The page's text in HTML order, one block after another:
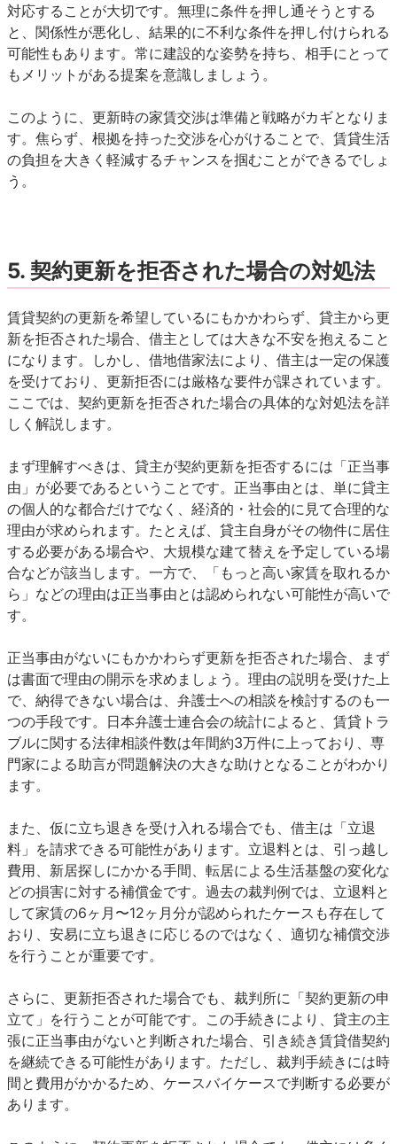
対応することが大切です。無理に条件を押し通そうとする
と、関係性が悪化し、結果的に不利な条件を押し付けられる
可能性もあります。常に建設的な姿勢を持ち、相手にとって
もメリットがある提案を意識しましょう。
このように、更新時の家賃交渉は準備と戦略がカギとなりま
す。焦らず、根拠を持った交渉を心がけることで、賃貸生活
の負担を大きく軽減するチャンスを掴むことができるでしょ
う。
5. 契約更新を拒否された場合の対処法
賃貸契約の更新を希望しているにもかかわらず、貸主から更
新を拒否された場合、借主としては大きな不安を抱えること
になります。しかし、借地借家法により、借主は一定の保護
を受けており、更新拒否には厳格な要件が課されています。
ここでは、契約更新を拒否された場合の具体的な対処法を詳
しく解説します。
まず理解すべきは、貸主が契約更新を拒否するには「正当事
由」が必要であるということです。正当事由とは、単に貸主
の個人的な都合だけでなく、経済的・社会的に見て合理的な
理由が求められます。たとえば、貸主自身がその物件に居住
する必要がある場合や、大規模な建て替えを予定している場
合などが該当します。一方で、「もっと高い家賃を取れるか
ら」などの理由は正当事由とは認められない可能性が高いで
す。
正当事由がないにもかかわらず更新を拒否された場合、まず
は書面で理由の開示を求めましょう。理由の説明を受けた上
で、納得できない場合は、弁護士への相談を検討するのも一
つの手段です。日本弁護士連合会の統計によると、賃貸トラ
ブルに関する法律相談件数は年間約3万件に上っており、専
門家による助言が問題解決の大きな助けとなることがわかり
ます。
また、仮に立ち退きを受け入れる場合でも、借主は「立退
料」を請求できる可能性があります。立退料とは、引っ越し
費用、新居探しにかかる手間、転居による生活基盤の変化な
どの損害に対する補償金です。過去の裁判例では、立退料と
して家賃の6ヶ月〜12ヶ月分が認められたケースも存在して
おり、安易に立ち退きに応じるのではなく、適切な補償交渉
を行うことが重要です。
さらに、更新拒否された場合でも、裁判所に「契約更新の申
立て」を行うことが可能です。この手続きにより、貸主の主
張に正当事由がないと判断された場合、引き続き賃貸借契約
を継続できる可能性があります。ただし、裁判手続きには時
間と費用がかかるため、ケースバイケースで判断する必要が
あります。